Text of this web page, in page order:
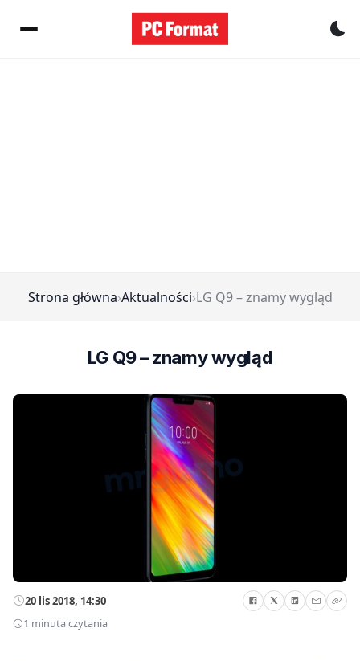
Strona główna›Aktualności›LG Q9 – znamy wygląd
LG Q9 – znamy wygląd
20 lis 2018, 14:30
1 minuta czytania